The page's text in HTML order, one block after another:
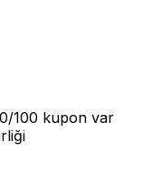
100 kupon var